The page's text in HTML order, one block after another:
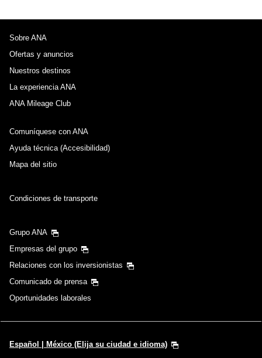
Sobre ANA
Ofertas y anuncios
Nuestros destinos
La experiencia ANA
ANA Mileage Club
Comuníquese con ANA
Ayuda técnica (Accesibilidad)
Mapa del sitio
Condiciones de transporte
Grupo ANA
Empresas del grupo
Relaciones con los inversionistas
Comunicado de prensa
Oportunidades laborales
Español | México (Elija su ciudad e idioma)